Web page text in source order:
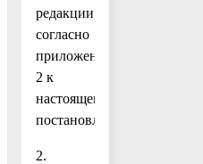
редакции
согласно
приложению
2 к
настоящему
постановлению.
2.